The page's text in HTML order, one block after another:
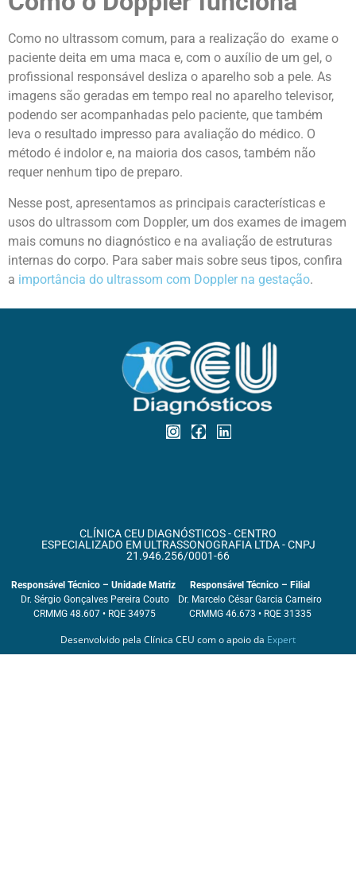
Como no ultrassom comum, para a realização do exame o
paciente deita em uma maca e, com o auxílio de um gel, o
profissional responsável desliza o aparelho sob a pele. As
imagens são geradas em tempo real no aparelho televisor,
podendo ser acompanhadas pelo paciente, que também
leva o resultado impresso para avaliação do médico. O
método é indolor e, na maioria dos casos, também não
requer nenhum tipo de preparo.
Nesse post, apresentamos as principais características e
usos do ultrassom com Doppler, um dos exames de imagem
mais comuns no diagnóstico e na avaliação de estruturas
internas do corpo. Para saber mais sobre seus tipos, confira
a importância do ultrassom com Doppler na gestação.
CLÍNICA CEU DIAGNÓSTICOS - CENTRO
ESPECIALIZADO EM ULTRASSONOGRAFIA LTDA - CNPJ
21.946.256/0001-66
Responsável Técnico – Unidade Matriz
Dr. Sérgio Gonçalves Pereira Couto
CRMMG 48.607 • RQE 34975
Responsável Técnico – Filial
Dr. Marcelo César Garcia Carneiro
CRMMG 46.673 • RQE 31335
Desenvolvido pela Clínica CEU com o apoio da Expert